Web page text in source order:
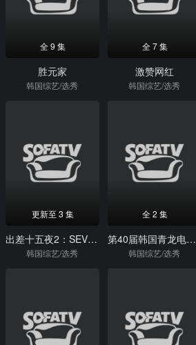
全 9 集
胜元家
韩国综艺/选秀
全 7 集
激赞网红
韩国综艺/选秀
更新至 3 集
出差十五夜2：SEVENTEEN篇
韩国综艺/选秀
全 2 集
第40届韩国青龙电影奖
韩国综艺/选秀